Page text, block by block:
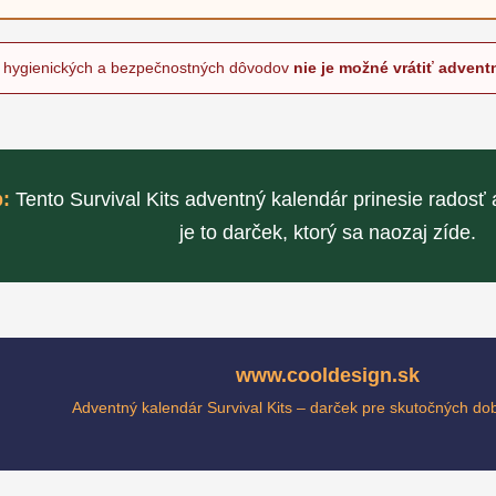
hygienických a bezpečnostných dôvodov nie je možné vrátiť
Tento Survival Kits adventný kalendár prinesie radosť
je to darček, ktorý sa naozaj zíde.
www.cooldesign.sk
Adventný kalendár Survival Kits – darček pre skutočných